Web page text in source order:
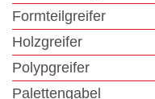
Formteilgreifer
Holzgreifer
Polypgreifer
Palettengabel